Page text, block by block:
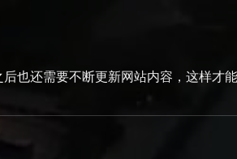
还需要不断更新网站内容，这样才能